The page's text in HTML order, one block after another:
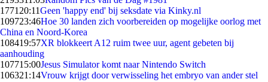
1771 20:11Geen 'happy end' bij seksdate via Kinky.nl
109723:46Hoe 30 landen zich voorbereiden op mogelijke oorlog met
China en Noord-Korea
108419:57XR blokkeert A12 ruim twee uur, agent gebeten bij
aanhouding
107715:00Jesus Simulator komt naar Nintendo Switch
106321:14Vrouw krijgt door verwisseling het embryo van ander stel